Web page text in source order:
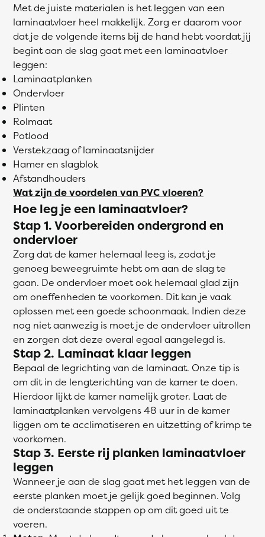
Met de juiste materialen is het leggen van een
laminaatvloer heel makkelijk. Zorg er daarom voor
dat je de volgende items bij de hand hebt voordat jij
begint aan de slag gaat met een laminaatvloer
leggen:
Laminaatplanken
Ondervloer
Plinten
Rolmaat
Potlood
Verstekzaag of laminaatsnijder
Hamer en slagblok
Afstandhouders
Wat zijn de voordelen van PVC vloeren?
Hoe leg je een laminaatvloer?
Stap 1. Voorbereiden ondergrond en
ondervloer
Zorg dat de kamer helemaal leeg is, zodat je
genoeg beweegruimte hebt om aan de slag te
gaan. De ondervloer moet ook helemaal glad zijn
om oneffenheden te voorkomen. Dit kan je vaak
oplossen met een goede schoonmaak. Indien deze
nog niet aanwezig is moet je de ondervloer uitrollen
en zorgen dat deze overal egaal aangelegd is.
Stap 2. Laminaat klaar leggen
Bepaal de legrichting van de laminaat. Onze tip is
om dit in de lengterichting van de kamer te doen.
Hierdoor lijkt de kamer namelijk groter. Laat de
laminaatplanken vervolgens 48 uur in de kamer
liggen om te acclimatiseren en uitzetting of krimp te
voorkomen.
Stap 3. Eerste rij planken laminaatvloer
leggen
Wanneer je aan de slag gaat met het leggen van de
eerste planken moet je gelijk goed beginnen. Volg
de onderstaande stappen op om dit goed uit te
voeren.